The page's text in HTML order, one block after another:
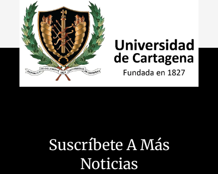
Suscríbete A Más
Noticias